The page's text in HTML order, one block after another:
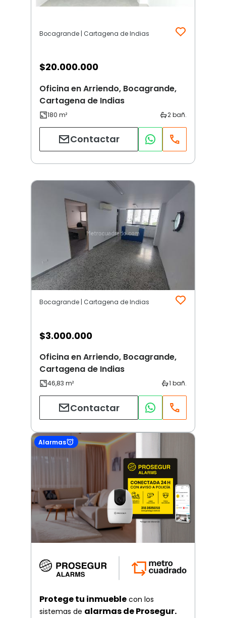
Bocagrande | Cartagena de Indias
$20.000.000
Oficina en Arriendo, Bocagrande,
Cartagena de Indias
Contactar
Bocagrande | Cartagena de Indias
$3.000.000
Oficina en Arriendo, Bocagrande,
Cartagena de Indias
Contactar
Alarmas
Protege tu inmueble con los
sistemas de alarmas de Prosegur.